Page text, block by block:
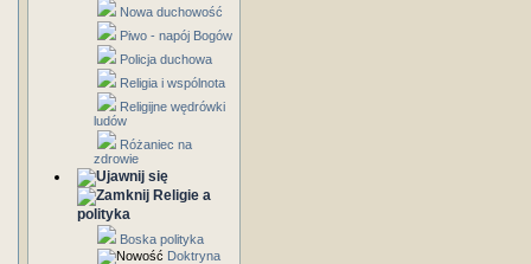
Nowa duchowość
Piwo - napój Bogów
Policja duchowa
Religia i wspólnota
Religijne wędrówki
ludów
Różaniec na
zdrowie
Religie a
polityka
Boska polityka
Doktryna